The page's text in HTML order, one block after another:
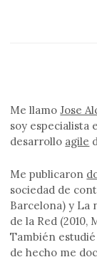
Me llamoJose
soy especialista
desarrollo agile
Me publicaron
sociedad de
Barcelona) y La
de la Red (2010,
También
de hecho me